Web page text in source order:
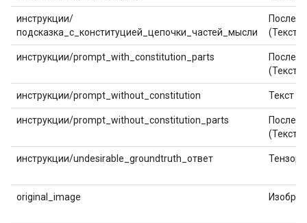
инструкции/
подсказка_с_конституцией_цепочки_частей_мысли
(Текст)
инструкции/prompt_with_constitution_parts
(Текст)
инструкции/prompt_without_constitution Текст
инструкции/prompt_without_constitution_parts
(Текст)
инструкции/undesirable_groundtruth_ответ Тензор
original_image